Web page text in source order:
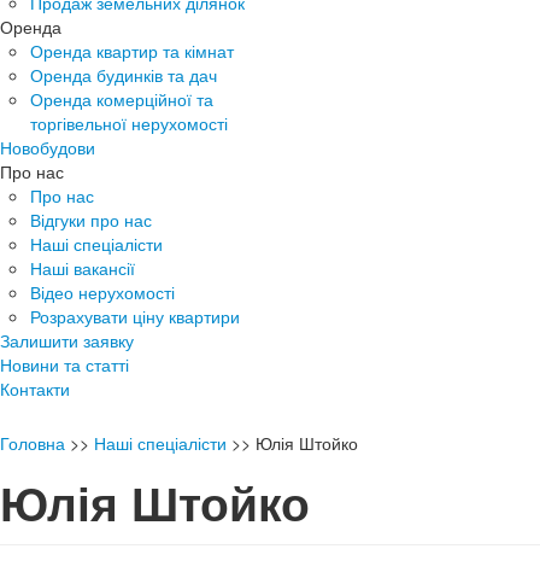
Оренда
Оренда квартир та кімнат
Оренда будинків та дач
Оренда комерційної та
торгівельної нерухомості
Новобудови
Про нас
Про нас
Відгуки про нас
Наші спеціалісти
Наші вакансії
Відео нерухомості
Розрахувати ціну квартири
Залишити заявку
Новини та статті
Контакти
Головна >> Наші спеціалісти >> Юлія Штойко
Юлія Штойко